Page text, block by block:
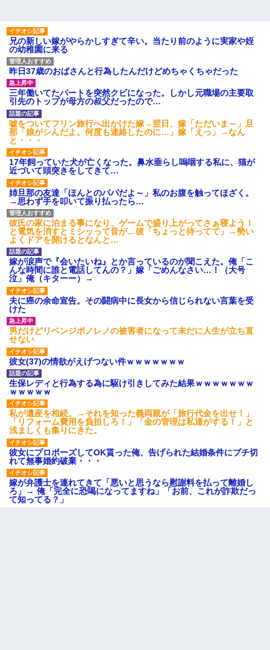
の？ｗｗ」「逆に超安い」
私「ちょっと、人の家の金庫
触らないでよ！」キチママ『そ
こに金庫があったから、開けて
みようとしただけ☆』義兄「泥
は出てけ！二度と来るな！」結
果・・・
私「初めて飲む味だけどなん
のお茶？」彼「ちっ！」私「」
【GIF】JSのカンチョーワロ
タ
後続車にクラクションを鳴ら
され彼氏が逆切れ。「何クラク
ション鳴らしてんだ！降りてこ
いよ！」と怒鳴りだし...
【衝撃】報酬100万円超の治験
募集がこちらｗｗｗｗｗ(※画像
あり)
【ネット騒然】惨殺されたタ
ワマン頂き女子のこの動画、す
げえええええｗｗｗｗｗｗｗｗ
ｗｗｗ
【愕然】白のクラウン俺氏、
高速道路左車線を制限速度で走
った結果wwwwwwwwwwww
百年の恋12-899 食べた量を
張り合ってくる
【悲報】佐藤輝明・・・２軍
でも盛大にやらかす←あまり悲
しませないでくれ
兄の新しい嫁がやらかしすぎて辛い。当たり前のように実家や姪
の幼稚園に来る
昨日37歳のおばさんと行為したんだけどめちゃくちゃだった
三年働いてたパートを突然クビになった。しかし元職場の主要取
引先のトップが母方の叔父だったので…
嘘をついてフリン旅行へ出かけた嫁→翌日、嫁「ただいま～」旦
那「娘がシんだよ。何度も連絡したのに…」嫁「えっ」→なん
と・・・
17年飼っていた犬が亡くなった。鼻水垂らし嗚咽する私に、猫が
近づいて頭突きをしてきて…
姉旦那の友達「ほんとのパパだよ～」私のお腹を触ってほざく。
→思わず手を叩いて振り払ったら…
彼氏の家に泊まる事になり、ゲームで盛り上がってさぁ寝よう！
と電気を消すとミシッって音が…彼「ちょっと待ってて」→勢い
よくドアを開けるとなんと…
嫁が涙声で『会いたいね』とか言っているのが聞こえた。俺「こ
んな時間に誰と電話してんの？」嫁「ごめんなさい…！（大号
泣」俺（キターー）→
夫に癌の余命宣告。その闘病中に長女から信じられない言葉を受
けた
男だけどリベンジポノレノの被害者になって未だに人生が立ち直
せない
彼女(37)の情欲がえげつない件ｗｗｗｗｗｗｗ
生保レディと行為する為に駆け引きしてみた結果ｗｗｗｗｗｗｗ
ｗｗｗｗｗ
私が遺産を相続。→それを知った義両親が「旅行代金を出せ！」
「リフォーム費用を負担しろ！」「金の管理は私達がする！」と
浅ましくも集りにきた。
彼女にプロポーズしてOK貰った俺、告げられた結婚条件にブチ切
れて無事婚約破棄・・・
嫁が弁護士を連れてきて「悪いと思うなら慰謝料を払って離婚し
ろ」→ 俺「完全に恐喝になってますね」「お前、これが詐欺だっ
て知ってる？」